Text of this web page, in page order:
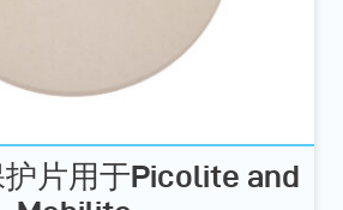
护片用于Picolite and